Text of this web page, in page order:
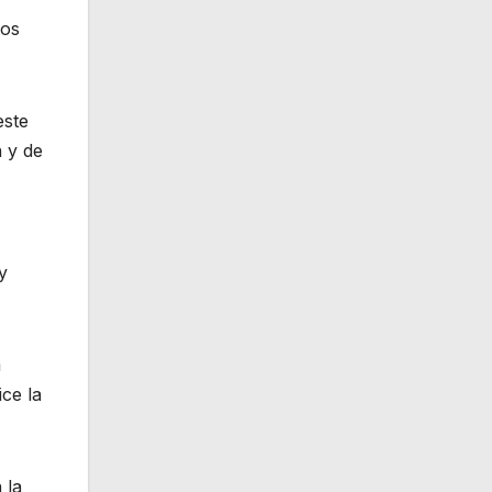
y de
la
la